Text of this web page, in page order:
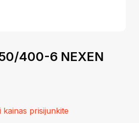
400-6 NEXEN
kainas prisijunkite